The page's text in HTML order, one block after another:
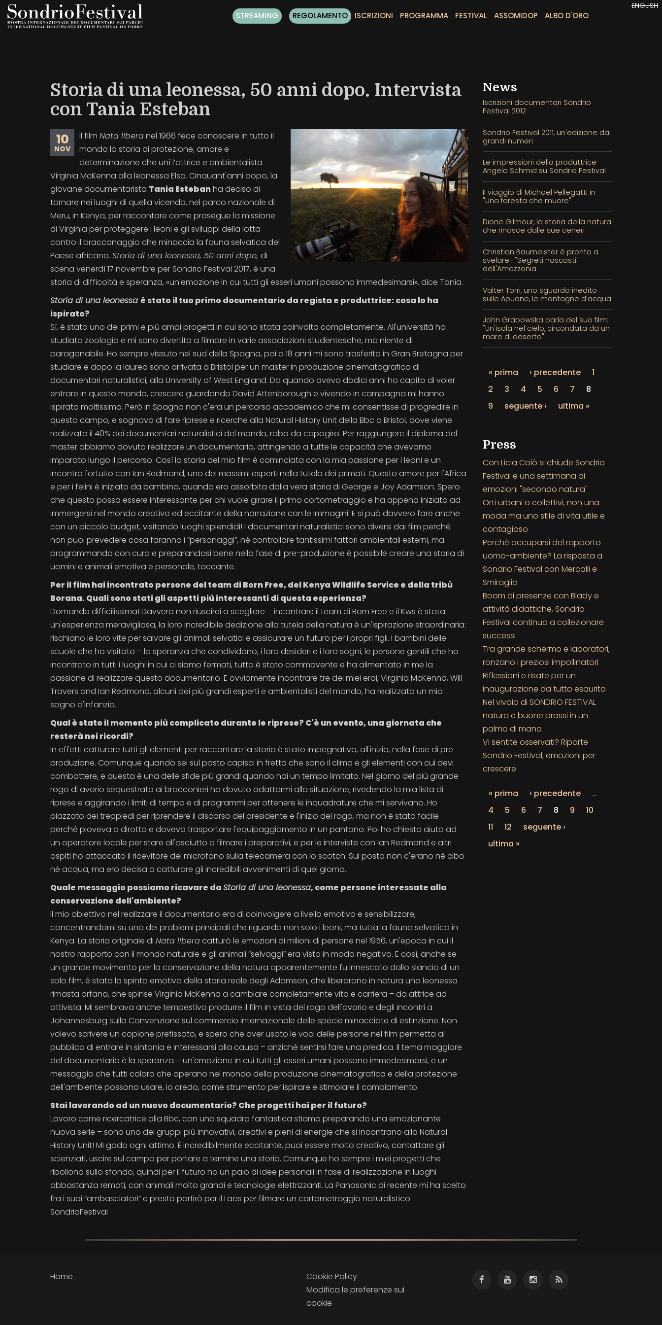
Salta
STREAMING REGOLAMENTO ISCRIZIONI PROGRAMMA FESTIVAL ASSOMIDOP ALBO D'ORO
ENGLISH
Storia di una leonessa, 50 anni dopo. Intervista
con Tania Esteban
10
NOV
Il film Nata liberanel 1966 fece conoscere in tutto il
mondo la storia di protezione, amore e
determinazione che unì l’attrice e ambientalista
Virginia McKenna alla leonessa Elsa. Cinquant'anni dopo, la
giovane documentarista Tania Estebanha deciso di
tornare nei luoghi di quella vicenda, nel parco nazionale di
Meru, in Kenya, per raccontare come prosegue la missione
di Virginia per proteggere i leoni e gli sviluppi della lotta
contro il bracconaggio che minaccia la fauna selvatica del
Paese africano. Storia di una leonessa, 50 anni dopo, di
scena venerdì 17 novembre per Sondrio Festival 2017, è una
storia di difficoltà e speranza, «un'emozione in cui tutti gli esseri umani possono immedesimarsi», dice Tania.
Storia di una leonessa è stato il tuo primo documentario da regista e produttrice: cosa lo ha
ispirato?
Sì, è stato uno dei primi e più ampi progetti in cui sono stata coinvolta completamente. All'università ho
studiato zoologia e mi sono divertita a filmare in varie associazioni studentesche, ma niente di
paragonabile. Ho sempre vissuto nel sud della Spagna, poi a 18 anni mi sono trasferita in Gran Bretagna per
studiare e dopo la laurea sono arrivata a Bristol per un master in produzione cinematografica di
documentari naturalistici, alla University of West England. Da quando avevo dodici anni ho capito di voler
entrare in questo mondo, crescere guardando David Attenborough e vivendo in campagna mi hanno
ispirato moltissimo. Però in Spagna non c'era un percorso accademico che mi consentisse di progredire in
questo campo, e sognavo di fare riprese e ricerche alla Natural History Unit della Bbc a Bristol, dove viene
realizzato il 40% dei documentari naturalistici del mondo, roba da capogiro. Per raggiungere il diploma del
master abbiamo dovuto realizzare un documentario, attingendo a tutte le capacità che avevamo
imparato lungo il percorso. Così la storia del mio film è cominciata con la mia passione per i leoni e un
incontro fortuito con Ian Redmond, uno dei massimi esperti nella tutela dei primati. Questo amore per l'Africa
e per i felini è iniziato da bambina, quando ero assorbita dalla vera storia di George e Joy Adamson. Spero
che questo possa essere interessante per chi vuole girare il primo cortometraggio e ha appena iniziato ad
immergersi nel mondo creativo ed eccitante della narrazione con le immagini. E si può davvero fare anche
con un piccolo budget, visitando luoghi splendidi! I documentari naturalistici sono diversi dai film perché
non puoi prevedere cosa faranno i “personaggi”, né controllare tantissimi fattori ambientali esterni, ma
programmando con cura e preparandosi bene nella fase di pre-produzione è possibile creare una storia di
uomini e animali emotiva e personale, toccante.
Per il film hai incontrato persone del team di Born Free, del Kenya Wildlife Service e della tribù
Borana. Quali sono stati gli aspetti più interessanti di questa esperienza?
Domanda difficilissima! Davvero non riuscirei a scegliere – incontrare il team di Born Free e il Kws è stata
un'esperienza meravigliosa, la loro incredibile dedizione alla tutela della natura è un'ispirazione straordinaria:
rischiano le loro vite per salvare gli animali selvatici e assicurare un futuro per i propri figli. I bambini delle
scuole che ho visitato – la speranza che condividono, i loro desideri e i loro sogni, le persone gentili che ho
incontrato in tutti i luoghi in cui ci siamo fermati, tutto è stato commovente e ha alimentato in me la
passione di realizzare questo documentario. E ovviamente incontrare tre dei miei eroi, Virginia McKenna, Will
Travers and Ian Redmond, alcuni dei più grandi esperti e ambientalisti del mondo, ha realizzato un mio
sogno d'infanzia.
Qual è stato il momento più complicato durante le riprese? C'è un evento, una giornata che
resterà nei ricordi?
In effetti catturare tutti gli elementi per raccontare la storia è stato impegnativo, all'inizio, nella fase di pre-
produzione. Comunque quando sei sul posto capisci in fretta che sono il clima e gli elementi con cui devi
combattere, e questa è una delle sfide più grandi quando hai un tempo limitato. Nel giorno del più grande
rogo di avorio sequestrato ai bracconieri ho dovuto adattarmi alla situazione, rivedendo la mia lista di
riprese e aggirando i limiti di tempo e di programmi per ottenere le inquadrature che mi servivano. Ho
piazzato dei treppiedi per riprendere il discorso del presidente e l'inizio del rogo, ma non è stato facile
perché pioveva a dirotto e dovevo trasportare l'equipaggiamento in un pantano. Poi ho chiesto aiuto ad
un operatore locale per stare all'asciutto a filmare i preparativi, e per le interviste con Ian Redmond e altri
ospiti ho attaccato il ricevitore del microfono sulla telecamera con lo scotch. Sul posto non c'erano né cibo
né acqua, ma ero decisa a catturare gli incredibili avvenimenti di quel giorno.
Quale messaggio possiamo ricavare daStoria di una leonessa, come persone interessate alla
conservazione dell'ambiente?
Il mio obiettivo nel realizzare il documentario era di coinvolgere a livello emotivo e sensibilizzare,
concentrandomi su uno dei problemi principali che riguarda non solo i leoni, ma tutta la fauna selvatica in
Kenya. La storia originale di Nata liberacatturò le emozioni di milioni di persone nel 1956, un'epoca in cui il
nostro rapporto con il mondo naturale e gli animali “selvaggi” era visto in modo negativo. E così, anche se
un grande movimento per la conservazione della natura apparentemente fu innescato dallo slancio di un
solo film, è stata la spinta emotiva della storia reale degli Adamson, che liberarono in natura una leonessa
rimasta orfana, che spinse Virginia McKenna a cambiare completamente vita e carriera – da attrice ad
attivista. Mi sembrava anche tempestivo produrre il film in vista del rogo dell'avorio e degli incontri a
Johannesburg sulla Convenzione sul commercio internazionale delle specie minacciate di estinzione. Non
volevo scrivere un copione prefissato, e spero che aver usato le voci delle persone nel film permetta al
pubblico di entrare in sintonia e interessarsi alla causa – anziché sentirsi fare una predica. Il tema maggiore
del documentario è la speranza – un'emozione in cui tutti gli esseri umani possono immedesimarsi, e un
messaggio che tutti coloro che operano nel mondo della produzione cinematografica e della protezione
dell'ambiente possono usare, io credo, come strumento per ispirare e stimolare il cambiamento.
Stai lavorando ad un nuovo documentario? Che progetti hai per il futuro?
Lavoro come ricercatrice alla Bbc, con una squadra fantastica stiamo preparando una emozionante
nuova serie – sono uno dei gruppi più innovativi, creativi e pieni di energie che si incontrano alla Natural
History Unit! Mi godo ogni attimo. È incredibilmente eccitante, puoi essere molto creativo, contattare gli
scienziati, uscire sul campo per portare a termine una storia. Comunque ho sempre i miei progetti che
ribollono sullo sfondo, quindi per il futuro ho un paio di idee personali in fase di realizzazione in luoghi
abbastanza remoti, con animali molto grandi e tecnologie elettrizzanti. La Panasonic di recente mi ha scelto
fra i suoi “ambasciatori” e presto partirò per il Laos per filmare un cortometraggio naturalistico.
SondrioFestival
News
Iscrizioni documentari Sondrio
Festival 2012
Sondrio Festival 2011, un'edizione dai
grandi numeri
Le impressioni della produttrice
Angela Schmid su Sondrio Festival
Il viaggio di Michael Pellegatti in
"Una foresta che muore"
Dione Gilmour, la storia della natura
che rinasce dalle sue ceneri
Christian Baumeister è pronto a
svelare i "Segreti nascosti"
dell'Amazzonia
Valter Torri, uno sguardo inedito
sulle Apuane, le montagne d'acqua
John Grabowska parla del suo film:
"Un'isola nel cielo, circondata da un
mare di deserto"
« prima ‹ precedente
1
2
3 4 5 6 7
8
9
seguente › ultima »
Press
Con Licia Colò si chiude Sondrio
Festival e una settimana di
emozioni "secondo natura"
Orti urbani o collettivi, non una
moda ma uno stile di vita utile e
contagioso
Perchè occuparsi del rapporto
uomo-ambiente? La risposta a
Sondrio Festival con Mercalli e
Smiraglia
Boom di presenze con Blady e
attività didattiche, Sondrio
Festival continua a collezionare
successi
Tra grande schermo e laboratori,
ronzano i preziosi impollinatori
Riflessioni e risate per un
inaugurazione da tutto esaurito
Nel vivaio di SONDRIO FESTIVAL
natura e buone prassi in un
palmo di mano
Vi sentite osservati? Riparte
Sondrio Festival, emozioni per
crescere
« prima ‹ precedente
…
4
5 6 7 8 9
10
11
12
seguente ›
ultima »
Home
Cookie Policy
Modifica le preferenze sui
cookie